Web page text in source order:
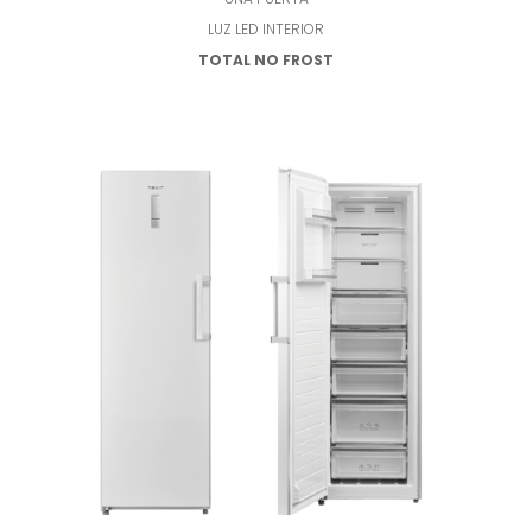
LUZ LED INTERIOR
TOTAL NO FROST